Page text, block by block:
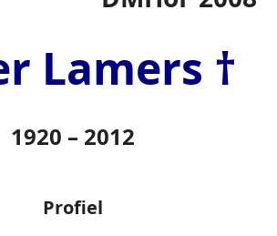
Lamers †
1920 – 2012
Profiel